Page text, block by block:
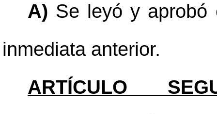
A) Se leyó y aprobó
inmediata anterior.
ARTÍCULO